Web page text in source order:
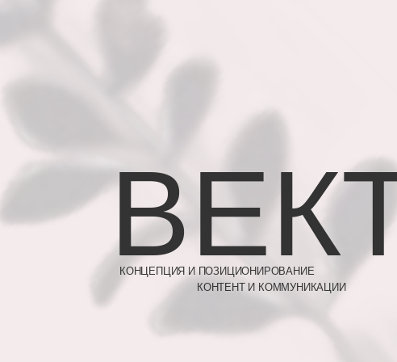
КОНЦЕПЦИЯ И ПОЗИЦИОНИРОВАНИЕ
КОНТЕНТ И КОММУНИКАЦИИ